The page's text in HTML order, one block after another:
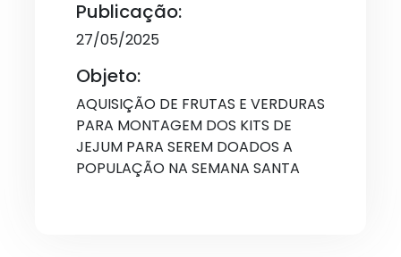
Publicação:
27/05/2025
Objeto:
AQUISIÇÃO DE FRUTAS E VERDURAS
PARA MONTAGEM DOS KITS DE
JEJUM PARA SEREM DOADOS A
POPULAÇÃO NA SEMANA SANTA